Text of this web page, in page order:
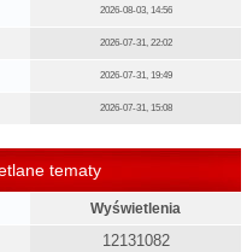
2026-08-03, 14:56
2026-07-31, 22:02
2026-07-31, 19:49
2026-07-31, 15:08
tematy
Wyświetlenia
12131082